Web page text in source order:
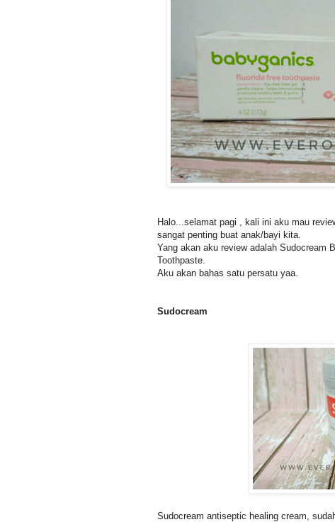
Halo...selamat pagi , kali ini aku mau
sangat penting buat anak/bayi kita.
Yang akan aku review adalah Sudocream
Toothpaste.
Aku akan bahas satu persatu yaa.
Sudocream
Sudocream antiseptic healing cream,